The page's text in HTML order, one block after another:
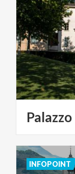
Palazzo
INFOPOINT